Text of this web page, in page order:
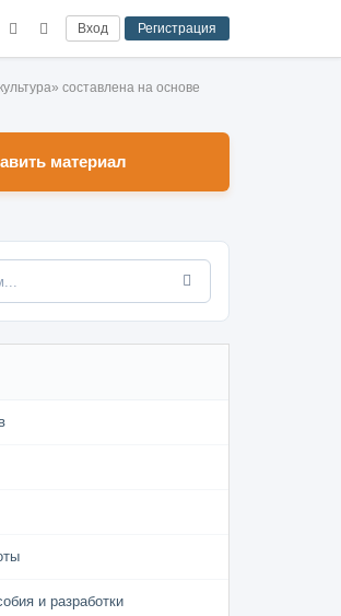
Вход Регистрация
составлена на основе
материал
и разработки